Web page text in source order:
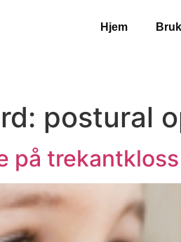
Hjem
postural
på